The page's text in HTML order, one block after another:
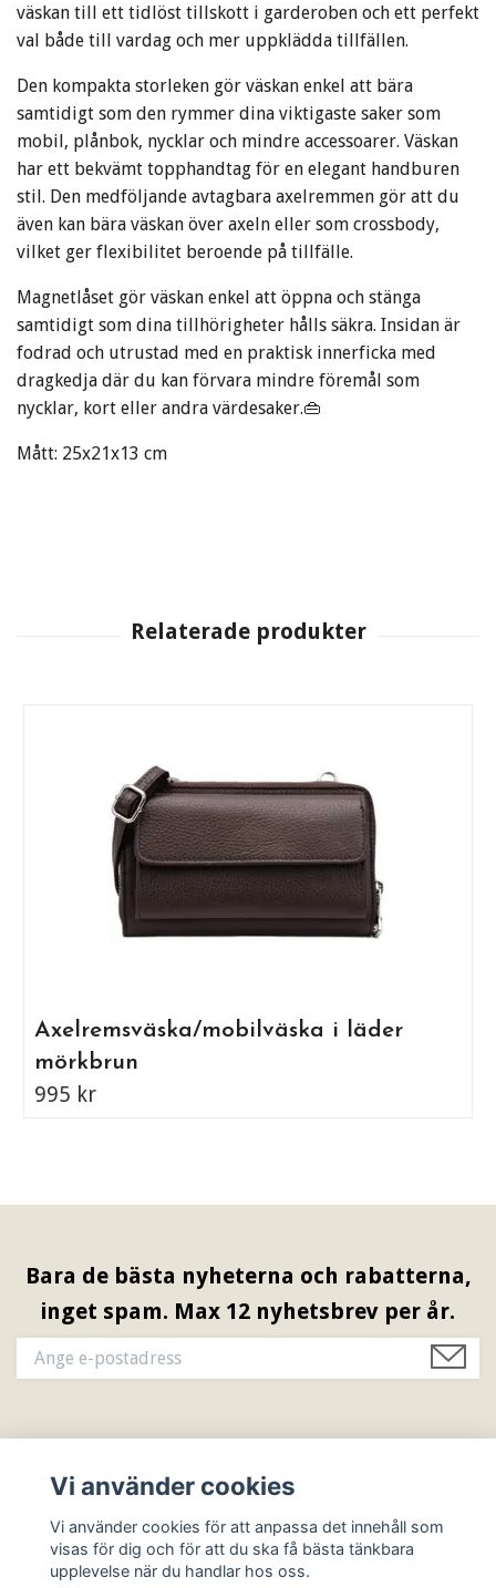
väskan till ett tidlöst tillskott i garderoben och ett perfekt
val både till vardag och mer uppklädda tillfällen.
Den kompakta storleken gör väskan enkel att bära
samtidigt som den rymmer dina viktigaste saker som
mobil, plånbok, nycklar och mindre accessoarer. Väskan
har ett bekvämt topphandtag för en elegant handburen
stil. Den medföljande avtagbara axelremmen gör att du
även kan bära väskan över axeln eller som crossbody,
vilket ger flexibilitet beroende på tillfälle.
Magnetlåset gör väskan enkel att öppna och stänga
samtidigt som dina tillhörigheter hålls säkra. Insidan är
fodrad och utrustad med en praktisk innerficka med
dragkedja där du kan förvara mindre föremål som
nycklar, kort eller andra värdesaker.👜
Mått: 25x21x13 cm
Axelremsväska/mobilväska i läder
mörkbrun
995 kr
Bara de bästa nyheterna och rabatterna,
inget spam. Max 12 nyhetsbrev per år.
Sociala medier
Vi använder cookies
Vi använder cookies för att anpassa det innehåll som
visas för dig och för att du ska få bästa tänkbara
upplevelse när du handlar hos oss.